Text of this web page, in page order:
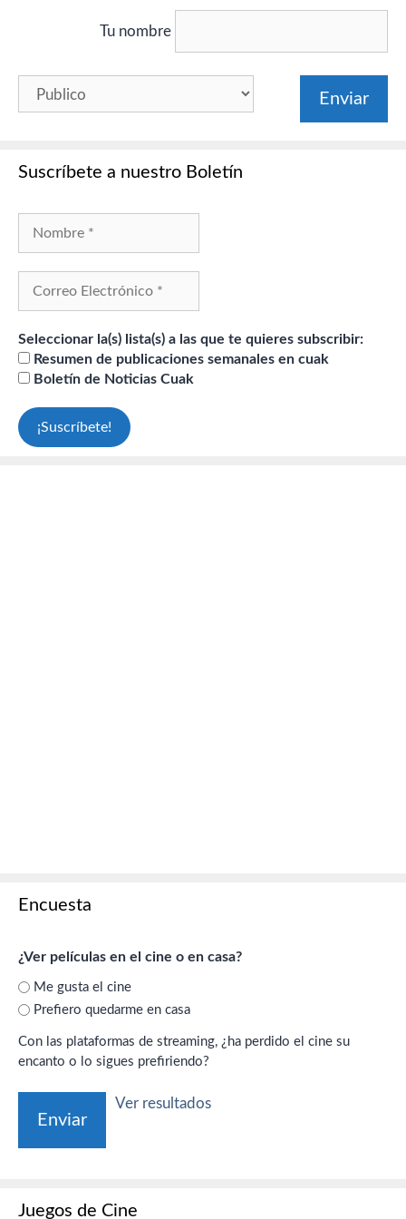
Tu nombre
Suscríbete a nuestro Boletín
Seleccionar la(s) lista(s) a las que te quieres subscribir:
Resumen de publicaciones semanales en cuak
Boletín de Noticias Cuak
Encuesta
¿Ver películas en el cine o en casa?
Me gusta el cine
Prefiero quedarme en casa
Con las plataformas de streaming, ¿ha perdido el cine su
encanto o lo sigues prefiriendo?
Ver resultados
Juegos de Cine